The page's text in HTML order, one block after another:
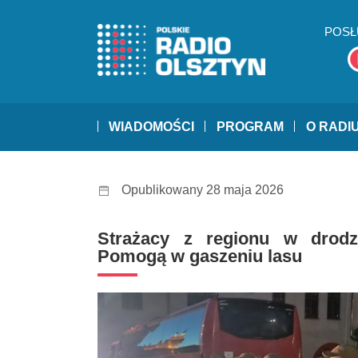
WIADOMOŚCI PROGRAM O
Opublikowany 28 maja 2026
Strażacy z regionu w
Pomogą w gaszeniu lasu